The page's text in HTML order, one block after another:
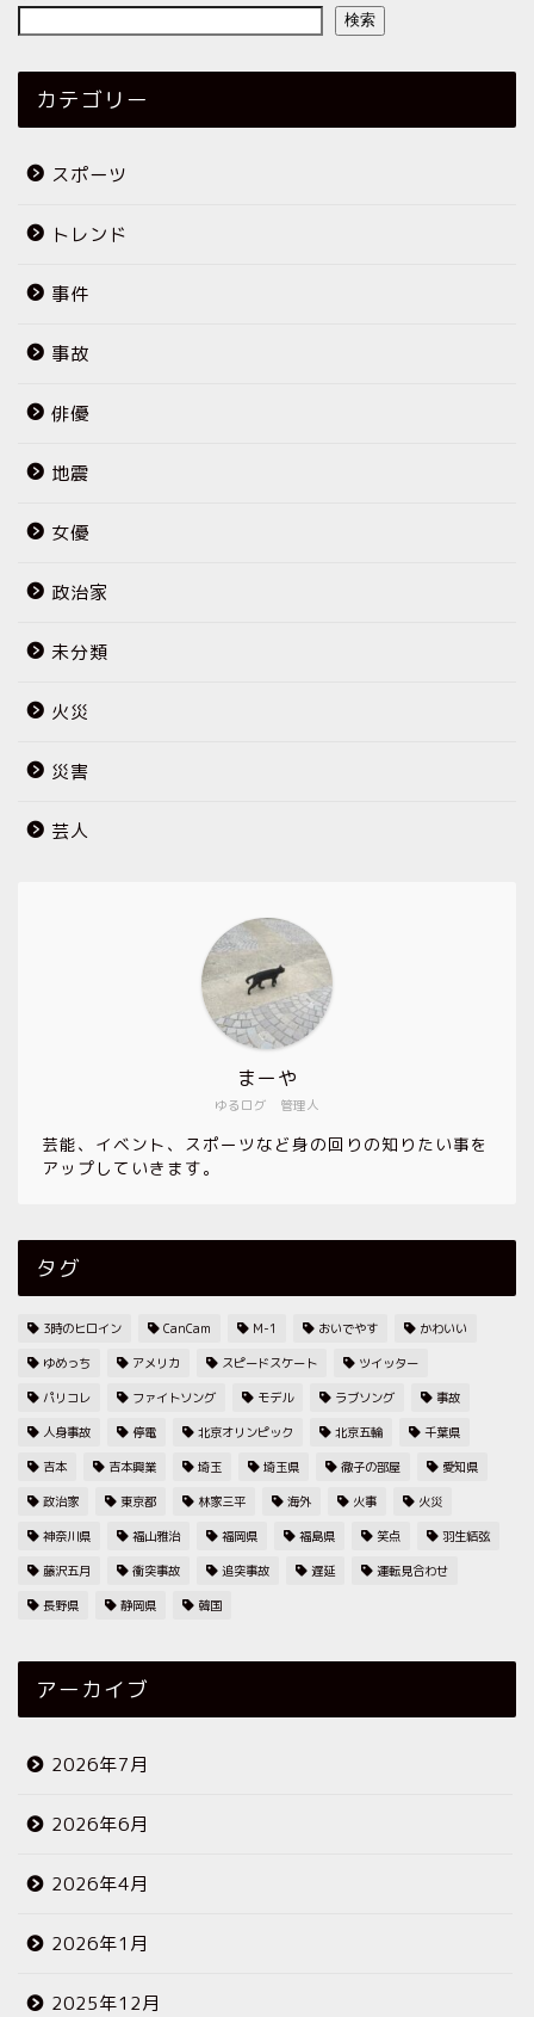
検索
カテゴリー
スポーツ
トレンド
事件
事故
俳優
地震
女優
政治家
未分類
火災
災害
芸人
ゆるログ 管理人
まーや
芸能、イベント、スポーツなど身の回りの知りたい事を
アップしていきます。
タグ
3時のヒロイン CanCam M-1 おいでやす かわいい
ゆめっち アメリカ スピードスケート ツイッター
パリコレ ファイトソング モデル ラブソング 事故
人身事故 停電 北京オリンピック 北京五輪 千葉県
吉本 吉本興業 埼玉 埼玉県 徹子の部屋 愛知県
政治家 東京都 林家三平 海外 火事 火災
神奈川県 福山雅治 福岡県 福島県 笑点 羽生結弦
藤沢五月 衝突事故 追突事故 遅延 運転見合わせ
長野県 静岡県 韓国
アーカイブ
2026年7月
2026年6月
2026年4月
2026年1月
2025年12月